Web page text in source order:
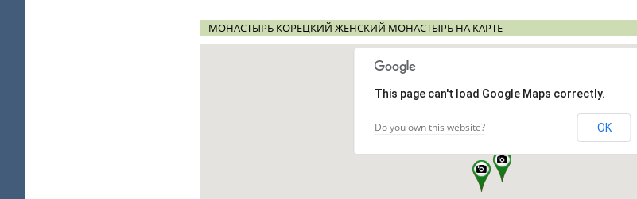
МОНАСТЫРЬ КОРЕЦКИЙ ЖЕНСКИЙ МОНАСТЫРЬ НА КАРТЕ
This page can't load Google Maps correctly.
Do you own this website? OK